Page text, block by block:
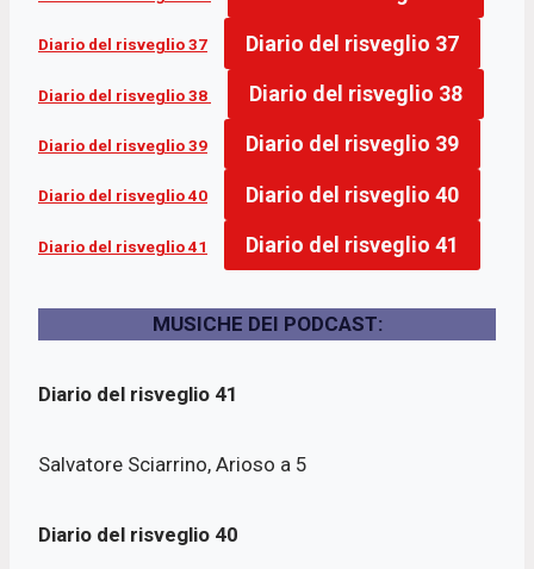
Diario del risveglio37 Diario del risveglio 37
Diario del risveglio 38 Diario del risveglio 38
Diario del risveglio 39 Diario del risveglio 39
Diario del risveglio 40 Diario del risveglio 40
Diario del risveglio 41 Diario del risveglio 41
MUSICHE DEI PODCAST:
Diario del risveglio 41
Salvatore Sciarrino, Arioso a 5
Diario del risveglio 40